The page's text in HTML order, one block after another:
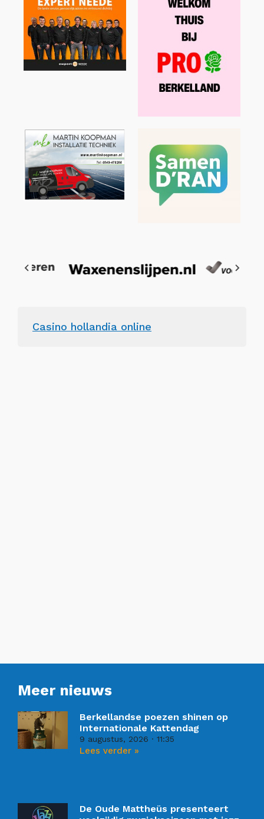
Casino hollandia online
Meer nieuws
Berkellandse poezen shinen op
Internationale Kattendag
9 augustus, 2026 11:35
Lees verder »
De Oude Mattheüs presenteert